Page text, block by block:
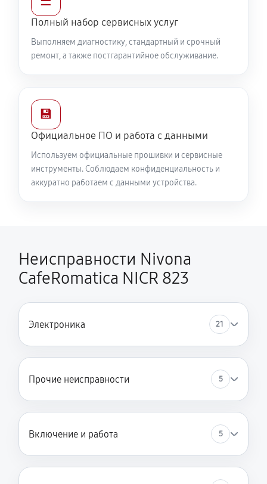
Полный набор сервисных услуг
Выполняем диагностику, стандартный и срочный
ремонт, а также постгарантийное обслуживание.
💾
Официальное ПО и работа с данными
Используем официальные прошивки и сервисные
инструменты. Соблюдаем конфиденциальность и
аккуратно работаем с данными устройства.
Неисправности Nivona
CafeRomatica NICR 823
Электроника 21
Прочие неисправности 5
Включение и работа 5